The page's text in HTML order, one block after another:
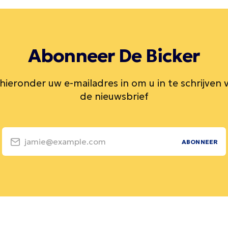
Abonneer De Bicker
uw e-mailadres in om u in te schrijven
de nieuwsbrief
jamie@example.com ABONNEER